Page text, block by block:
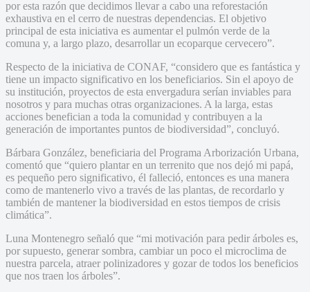
por esta razón que decidimos llevar a cabo una reforestación
exhaustiva en el cerro de nuestras dependencias. El objetivo
principal de esta iniciativa es aumentar el pulmón verde de la
comuna y, a largo plazo, desarrollar un ecoparque cervecero”.
Respecto de la iniciativa de CONAF, “considero que es fantástica y
tiene un impacto significativo en los beneficiarios. Sin el apoyo de
su institución, proyectos de esta envergadura serían inviables para
nosotros y para muchas otras organizaciones. A la larga, estas
acciones benefician a toda la comunidad y contribuyen a la
generación de importantes puntos de biodiversidad”, concluyó.
Bárbara González, beneficiaria del Programa Arborización Urbana,
comentó que “quiero plantar en un terrenito que nos dejó mi papá,
es pequeño pero significativo, él falleció, entonces es una manera
como de mantenerlo vivo a través de las plantas, de recordarlo y
también de mantener la biodiversidad en estos tiempos de crisis
climática”.
Luna Montenegro señaló que “mi motivación para pedir árboles es,
por supuesto, generar sombra, cambiar un poco el microclima de
nuestra parcela, atraer polinizadores y gozar de todos los beneficios
que nos traen los árboles”.